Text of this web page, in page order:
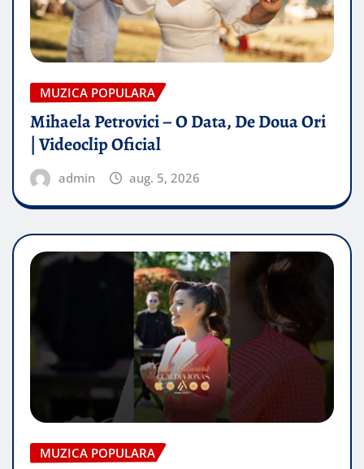
MUZICA POPULARA
Mihaela Petrovici – O Data, De Doua Ori
| Videoclip Oficial
admin aug. 5, 2026
MUZICA POPULARA